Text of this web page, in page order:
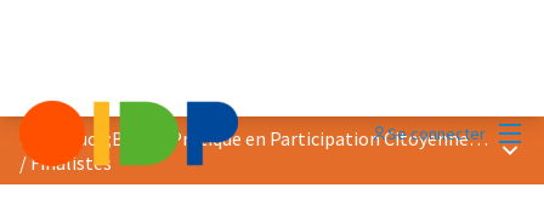
Se connecter
Prix &quot;Bonne Pratique en Participation Citoyenne&quot; 2023
/Finalistes